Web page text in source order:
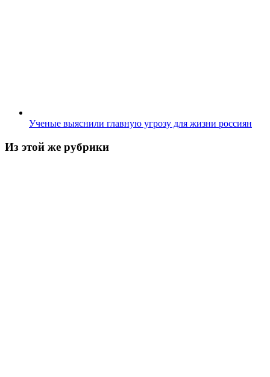
Ученые выяснили главную угрозу для жизни россиян
Из этой же рубрики